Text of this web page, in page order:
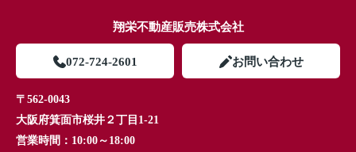
翔栄不動産販売株式会社
072-724-2601 お問い合わせ
〒562-0043
大阪府箕面市桜井２丁目1-21
営業時間： 10:00～18:00